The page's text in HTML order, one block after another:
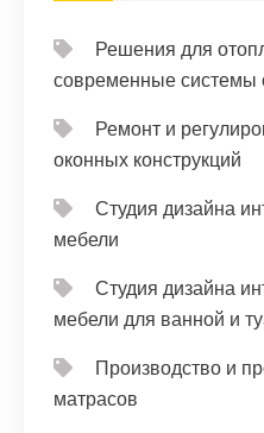
Решения для
современные системы
Ремонт и
оконных конструкций
Студия дизайна
мебели
Студия дизайна
мебели для ванной и
Производство и
матрасов